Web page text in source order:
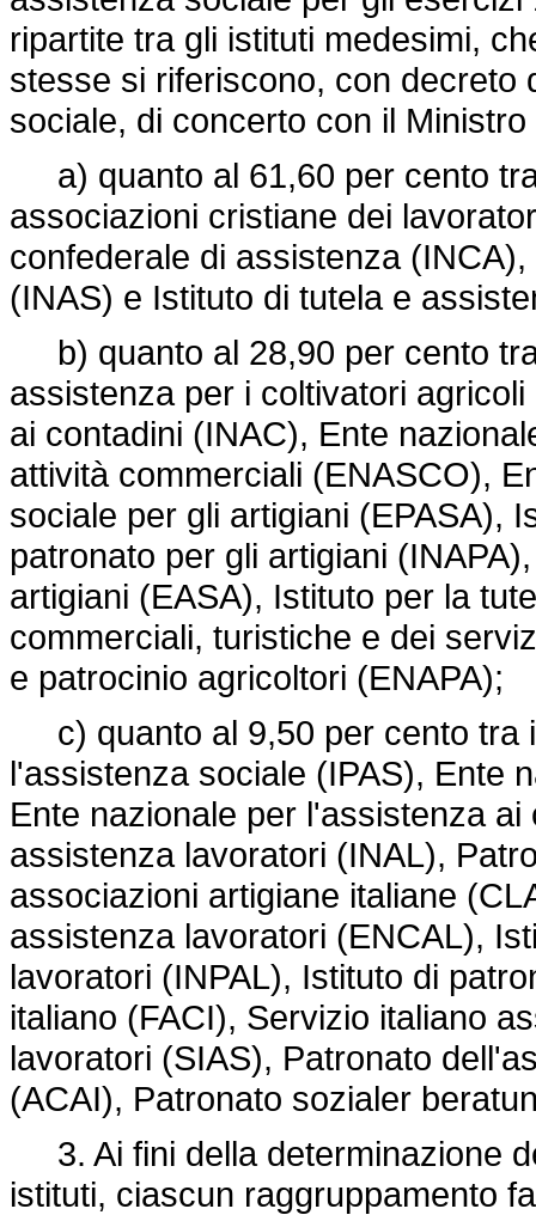
ripartite tra gli istituti medesimi,
stesse si riferiscono, con decreto
sociale, di concerto con il
a) quanto al 61,60 per cento
associazioni cristiane dei
confederale di assistenza
(INAS) e Istituto di tutela e
b) quanto al 28,90 per cento
assistenza per i coltivatori
ai contadini (INAC), Ente
attività commerciali (ENASCO),
sociale per gli artigiani (EPASA),
patronato per gli artigiani
artigiani (EASA), Istituto per la
commerciali, turistiche e dei
e patrocinio agricoltori (ENAPA);
c) quanto al 9,50 per cento tra
l'assistenza sociale (IPAS), Ente
Ente nazionale per l'assistenza
assistenza lavoratori (INAL),
associazioni artigiane italiane
assistenza lavoratori (ENCAL),
lavoratori (INPAL), Istituto di
italiano (FACI), Servizio italiano
lavoratori (SIAS), Patronato
(ACAI), Patronato sozialer
3. Ai fini della determinazione
istituti, ciascun raggruppamento